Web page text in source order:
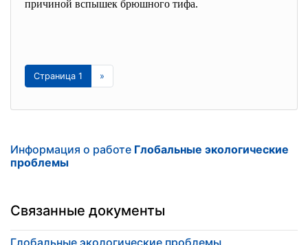
причиной вспышек брюшного тифа.
Страница 1 »
Информация о работе Глобальные экологические
проблемы
Связанные документы
Глобальные экологические проблемы